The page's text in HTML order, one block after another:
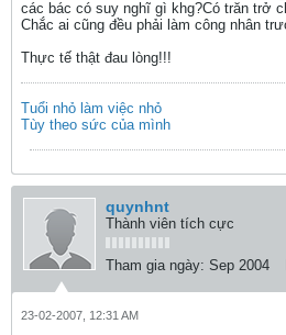
các bác có suy nghĩ gì khg?Có trăn trở
Chắc ai cũng đều phải làm công nhân
Thực tế thật đau lòng!!!
Tuổi nhỏ làm việc nhỏ
Tùy theo sức của mình
quynhnt
Thành viên tích cực
Tham gia ngày: Sep 2004
23-02-2007, 12:31 AM